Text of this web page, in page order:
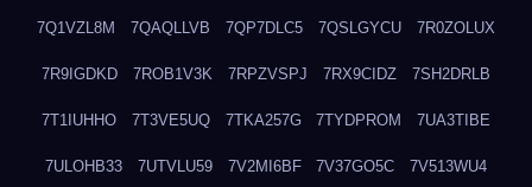
7Q1VZL8M 7QAQLLVB 7QP7DLC5 7QSLGYCU 7R0ZOLUX
7R9IGDKD 7ROB1V3K 7RPZVSPJ 7RX9CIDZ 7SH2DRLB
7T1IUHHO 7T3VE5UQ 7TKA257G 7TYDPROM 7UA3TIBE
7ULOHB33 7UTVLU59 7V2MI6BF 7V37GO5C 7V513WU4